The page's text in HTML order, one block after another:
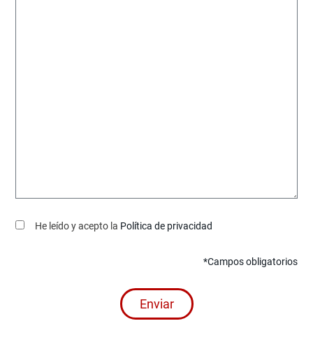
He leído y acepto la Política de privacidad
*Campos obligatorios
Enviar